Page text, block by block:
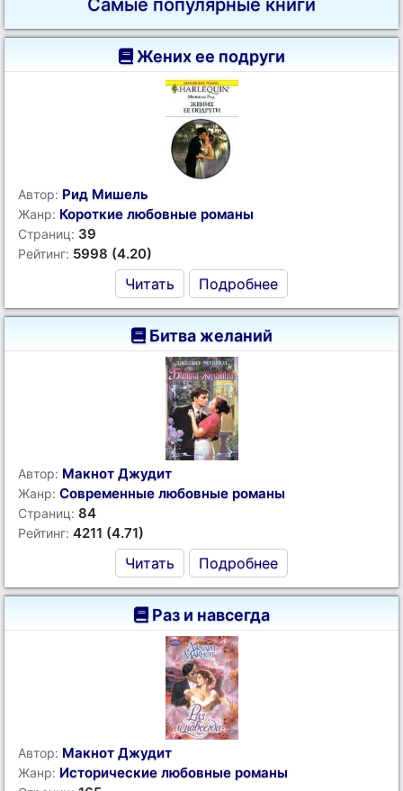
Самые популярные книги
Жених ее подруги
Автор: Рид Мишель
Жанр: Короткие любовные романы
Страниц: 39
Рейтинг: 5998 (4.20)
Читать Подробнее
Битва желаний
Автор: Макнот Джудит
Жанр: Современные любовные романы
Страниц: 84
Рейтинг: 4211 (4.71)
Читать Подробнее
Раз и навсегда
Автор: Макнот Джудит
Жанр: Исторические любовные романы